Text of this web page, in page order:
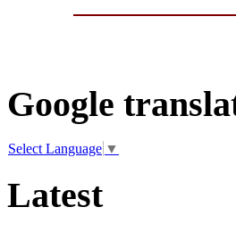
Google
Select Language ▼
Latest